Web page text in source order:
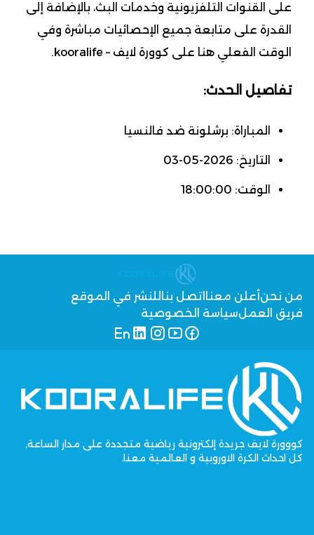
على القنوات التلفزيونية وخدمات البث، بالإضافة إلى
القدرة على متابعة جميع الإحصائيات مباشرة وفي
الوقت الفعلي هنا على كوورة لايف – kooralife.
تفاصيل الحدث:
المباراة: برشلونة ضد فالنسيا
التاريخ: 2026-05-03
الوقت: 18:00:00
من نحنأعلن معنا اتصل بنا للنشر في الموقع
فريق العملسياسة الخصوصية
كووورة لايف جريدة إلكترونية رياضية متجددة على مدار الساعة,
كل احداث الكرة الاوروبية و العالمية معنا.